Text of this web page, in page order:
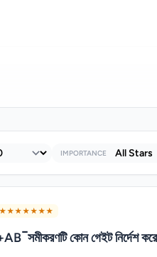
IMPORTANCE
★ ★ ★ ★ ★ ★
সমীকরণটি কোন গেইট নির্দেশ